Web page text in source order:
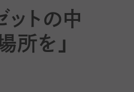
ットの中
所を」